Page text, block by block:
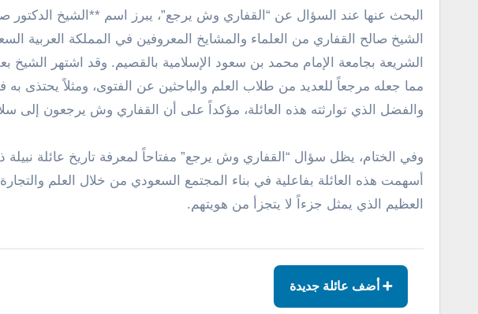
البحث عنها عند السؤال عن “القفاري وش يرجع”، يبرز اسم **الشيخ الدكتور
الشيخ صالح القفاري من العلماء والمشايخ المعروفين في المملكة العربية
الشريعة بجامعة الإمام محمد بن سعود الإسلامية بالقصيم. وقد اشتهر الشيخ
مما جعله مرجعاً للعديد من طلاب العلم والباحثين عن الفتوى، ومثلاً يحتذى
والفضل الذي توارثته هذه العائلة، مؤكداً على أن القفاري وش يرجعون إلى
وفي الختام، يظل سؤال “القفاري وش يرجع” مفتاحاً لمعرفة تاريخ عائلة
أسهمت هذه العائلة بفاعلية في بناء المجتمع السعودي من خلال العلم والتجارة
العظيم الذي يمثل جزءاً لا يتجزأ من هويتهم.
➕ أضف عائلة جديدة